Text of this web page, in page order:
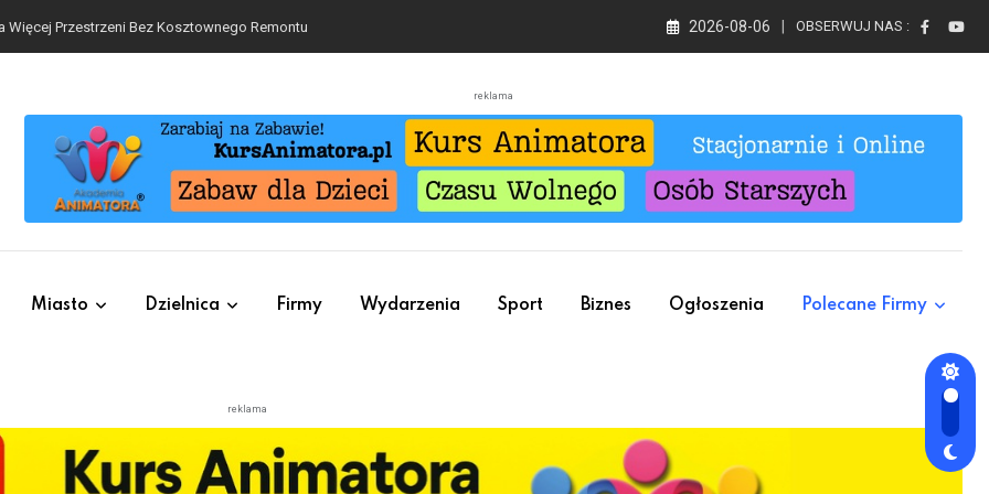
Przestrzeni Bez Kosztownego Remontu 2026-08-06 OBSERWUJ NAS :
reklama
Miasto Dzielnica Firmy Wydarzenia Sport Biznes Ogłoszenia Polecane Firmy
reklama